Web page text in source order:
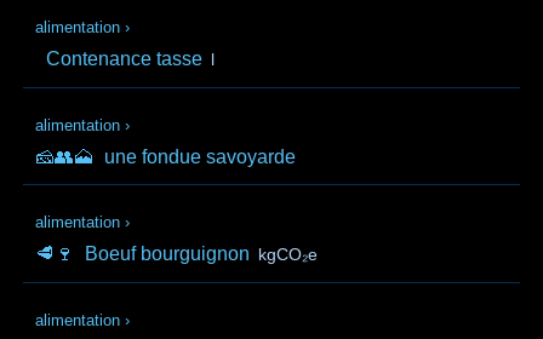
alimentation ›
Contenance tasse l
alimentation ›
🧀👥🗻 une fondue savoyarde
alimentation ›
🥩🍷 Boeuf bourguignon kgCO₂e
alimentation ›